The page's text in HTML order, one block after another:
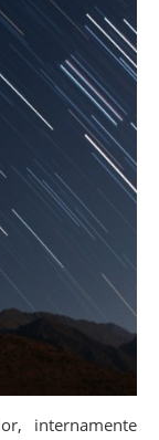
internamente